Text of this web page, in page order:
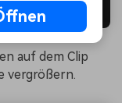
auf dem Clip
vergrößern.